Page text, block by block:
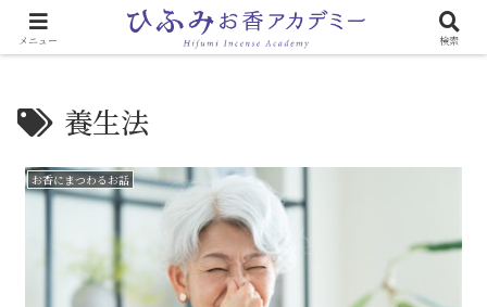
心と体に効く「お香のある生活」
養生法
お香にまつわるお話
メニュー 検索